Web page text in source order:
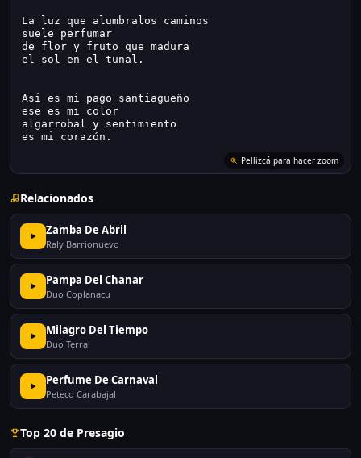
La luz que alumbralos caminos
suele perfumar
de flor y fruto que madura
el sol en el tunal.
Asi es mi pago santiagueño
ese es mi color
algarrobal y sentimiento
es mi corazón.
Pellizcá para hacer zoom
Relacionados
Zamba De Abril
Raly Barrionuevo
Pampa Del Chanar
Duo Coplanacu
Milagro Del Tiempo
Duo Terral
Perfume De Carnaval
Peteco Carabajal
Top 20 de Presagio